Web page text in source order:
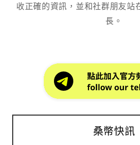
收正確的資訊，並和社群朋友站
長。
桑幣快訊